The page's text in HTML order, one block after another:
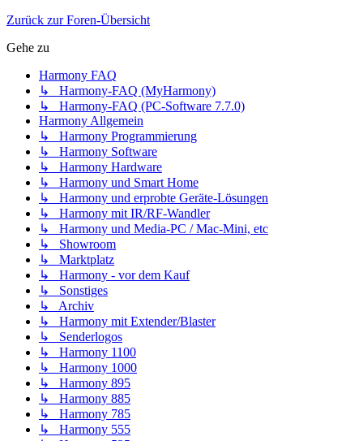
Zurück zur Foren-Übersicht
Gehe zu
Harmony FAQ
↳ Harmony-FAQ (MyHarmony)
↳ Harmony-FAQ (PC-Software 7.7.0)
Harmony Allgemein
↳ Harmony Programmierung
↳ Harmony Software
↳ Harmony Hardware
↳ Harmony und Smart Home
↳ Harmony und erprobte Geräte-Lösungen
↳ Harmony mit IR/RF-Wandler
↳ Harmony und Media-PC / Mac-Mini, etc
↳ Showroom
↳ Marktplatz
↳ Harmony - vor dem Kauf
↳ Sonstiges
↳ Archiv
↳ Harmony mit Extender/Blaster
↳ Senderlogos
↳ Harmony 1100
↳ Harmony 1000
↳ Harmony 895
↳ Harmony 885
↳ Harmony 785
↳ Harmony 555